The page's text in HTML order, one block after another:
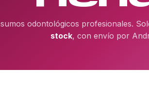
odontológicos profesionales.
stock, con envío por